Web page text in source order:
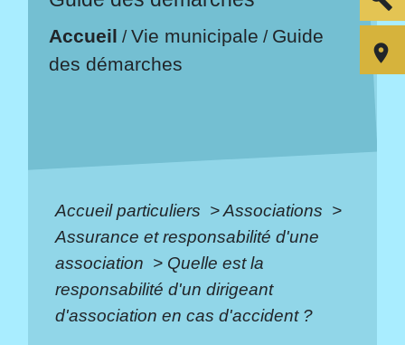
Accueil /Vie municipale / Guide
des démarches
Accueil particuliers >Associations >
Assurance et responsabilité d'une
association > Quelle est la
responsabilité d'un dirigeant
d'association en cas d'accident ?
room